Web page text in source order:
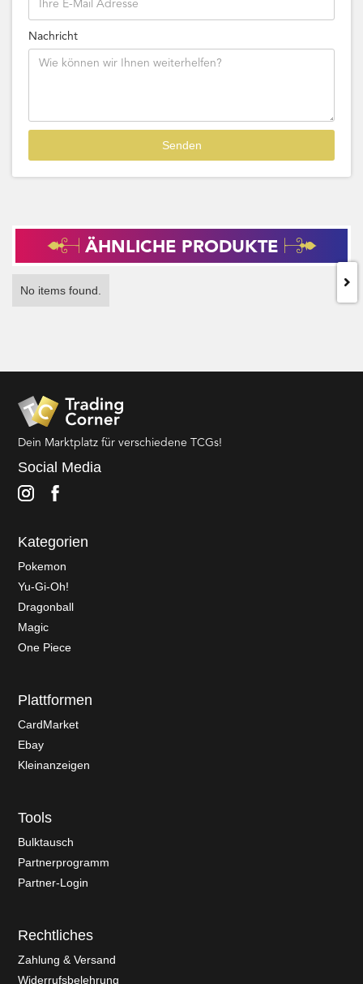
Nachricht
ÄHNLICHE PRODUKTE
No items found.
Dein Marktplatz für verschiedene TCGs!
Social Media
Kategorien
Pokemon
Yu-Gi-Oh!
Dragonball
Magic
One Piece
Plattformen
CardMarket
Ebay
Kleinanzeigen
Tools
Bulktausch
Partnerprogramm
Partner-Login
Rechtliches
Zahlung & Versand
Widerrufsbelehrung